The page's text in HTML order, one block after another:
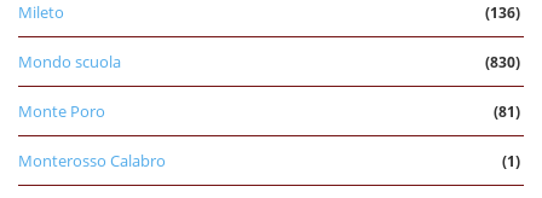
Mileto (136)
Mondo scuola (830)
Monte Poro (81)
Monterosso Calabro (1)